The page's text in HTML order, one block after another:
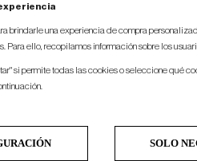
brindarle una experiencia de compra
Para ello, recopilamos información sobre los
si permite todas las cookies o seleccione qué
SOLO